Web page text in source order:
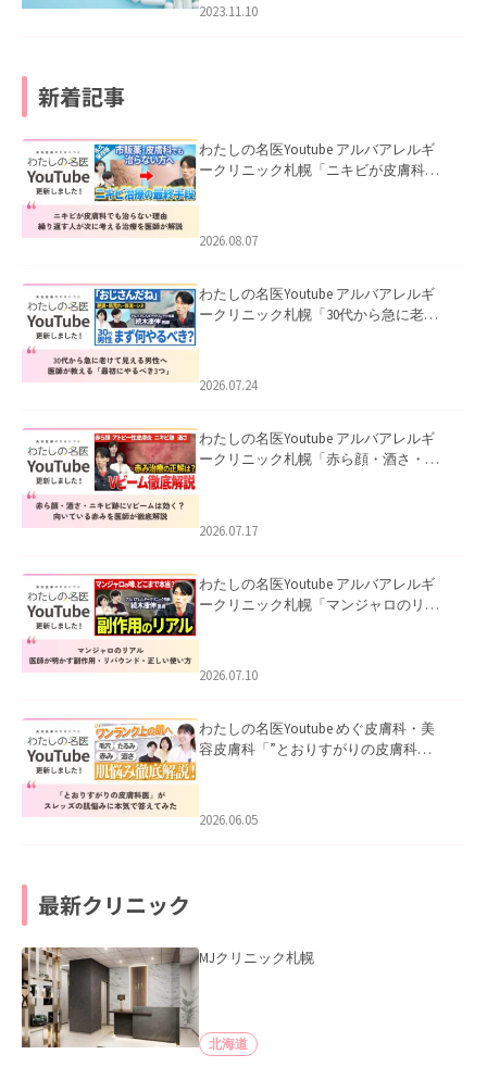
2023.11.10
新着記事
わたしの名医Youtube アルバアレルギ
ークリニック札幌「ニキビが皮膚科で
ました。
2026.08.07
わたしの名医Youtube アルバアレルギ
ークリニック札幌「30代から急に老け
た。
2026.07.24
わたしの名医Youtube アルバアレルギ
ークリニック札幌「赤ら顔・酒さ・ニ
2026.07.17
わたしの名医Youtube アルバアレルギ
ークリニック札幌「マンジャロのリア
た。
2026.07.10
わたしの名医Youtube めぐ皮膚科・美
容皮膚科「”とおりすがりの皮膚科
2026.06.05
最新クリニック
MJクリニック札幌
北海道